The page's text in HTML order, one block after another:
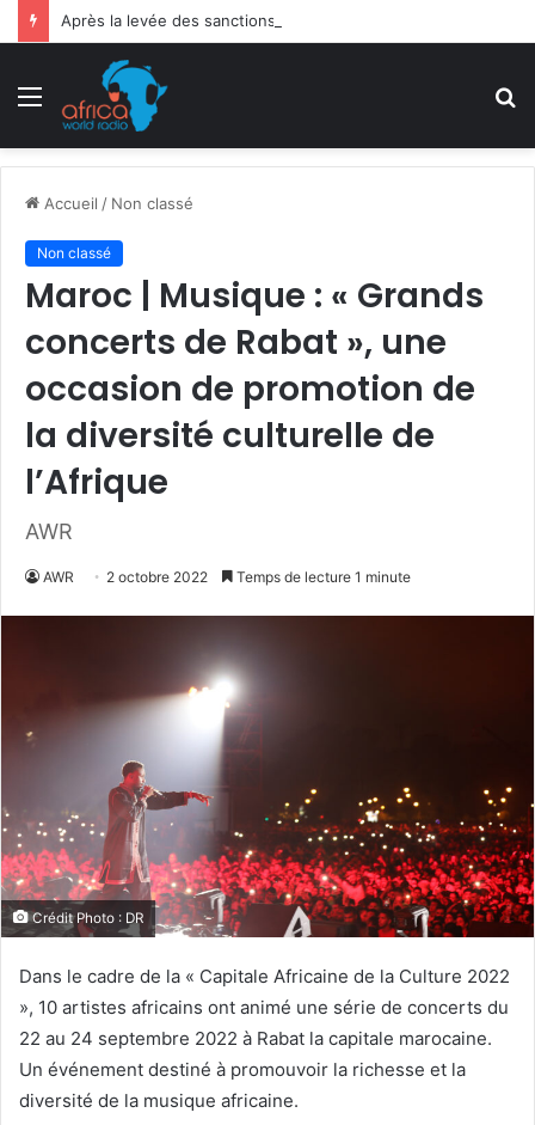
Menu
Accueil / Non classé
Non classé
Maroc | Musique : « Grands
concerts de Rabat », une
occasion de promotion de
la diversité culturelle de
l’Afrique
AWR
AWR 2 octobre 2022 Temps de lecture 1 minute
Crédit Photo : DR
Dans le cadre de la « Capitale Africaine de la Culture 2022
», 10 artistes africains ont animé une série de concerts du
22 au 24 septembre 2022 à Rabat la capitale marocaine.
Un événement destiné à promouvoir la richesse et la
diversité de la musique africaine.